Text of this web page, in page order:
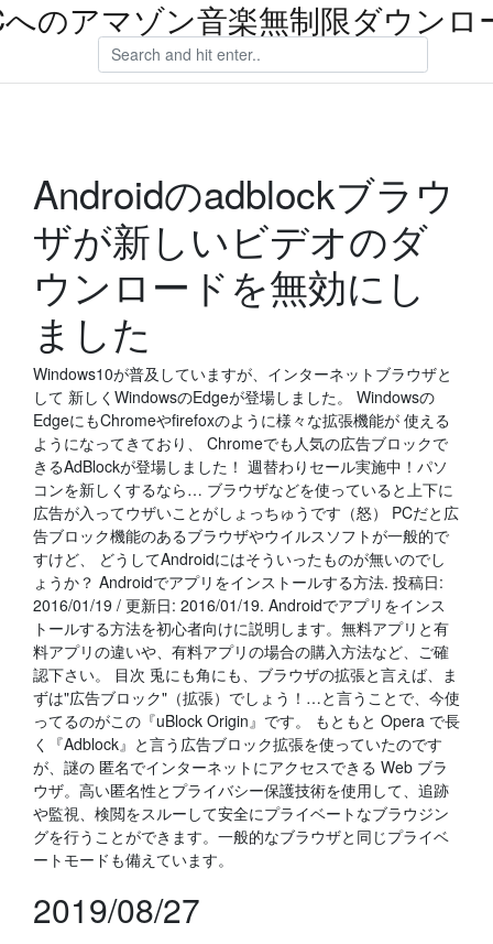
のアマゾン音楽無制限ダウンロ
Androidのadblockブラウ
ザが新しいビデオのダ
ウンロードを無効にし
ました
Windows10が普及していますが、インターネットブラウザと
して 新しくWindowsのEdgeが登場しました。 Windowsの
EdgeにもChromeやfirefoxのように様々な拡張機能が 使える
ようになってきており、 Chromeでも人気の広告ブロックで
きるAdBlockが登場しました！ 週替わりセール実施中！パソ
コンを新しくするなら… ブラウザなどを使っていると上下に
広告が入ってウザいことがしょっちゅうです（怒） PCだと広
告ブロック機能のあるブラウザやウイルスソフトが一般的で
すけど、 どうしてAndroidにはそういったものが無いのでし
ょうか？ Androidでアプリをインストールする方法. 投稿日:
2016/01/19 / 更新日: 2016/01/19. Androidでアプリをインス
トールする方法を初心者向けに説明します。無料アプリと有
料アプリの違いや、有料アプリの場合の購入方法など、ご確
認下さい。 目次 兎にも角にも、ブラウザの拡張と言えば、ま
ずは"広告ブロック"（拡張）でしょう！…と言うことで、今使
ってるのがこの『uBlock Origin』です。 もともと Opera で長
く『Adblock』と言う広告ブロック拡張を使っていたのです
が、謎の 匿名でインターネットにアクセスできる Web ブラ
ウザ。高い匿名性とプライバシー保護技術を使用して、追跡
や監視、検閲をスルーして安全にプライベートなブラウジン
グを行うことができます。一般的なブラウザと同じプライベ
ートモードも備えています。
2019/08/27